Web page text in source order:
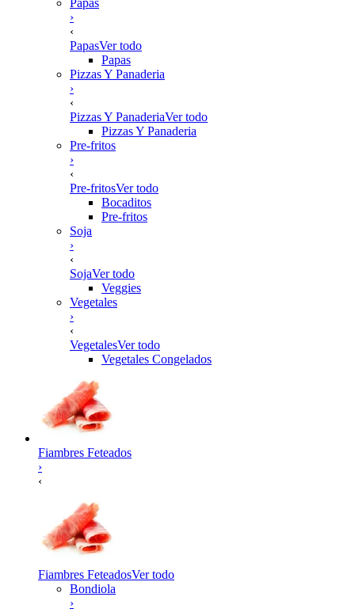
Papas
›
‹
PapasVer todo
Papas
Pizzas Y Panaderia
›
‹
Pizzas Y PanaderiaVer todo
Pizzas Y Panaderia
Pre-fritos
›
‹
Pre-fritosVer todo
Bocaditos
Pre-fritos
Soja
›
‹
SojaVer todo
Veggies
Vegetales
›
‹
VegetalesVer todo
Vegetales Congelados
Fiambres Feteados
›
‹
Fiambres FeteadosVer todo
Bondiola
›